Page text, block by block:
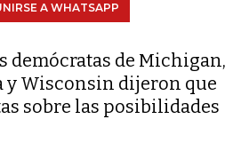
A WHATSAPP
demócratas de Michigan,
y Wisconsin dijeron que
sobre las posibilidades